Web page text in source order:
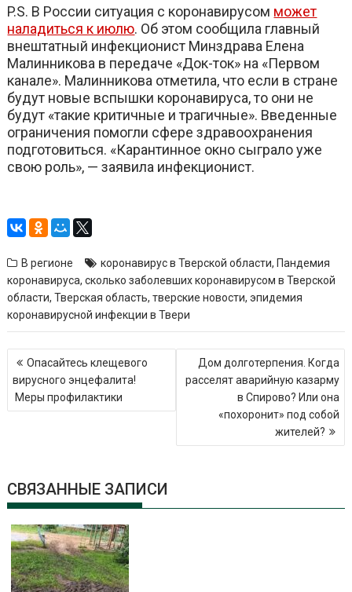
P.S. В России ситуация с коронавирусом может
наладиться к июлю. Об этом сообщила главный
внештатный инфекционист Минздрава Елена
Малинникова в передаче «Док-ток» на «Первом
канале». Малинникова отметила, что если в стране
будут новые вспышки коронавируса, то они не
будут «такие критичные и трагичные». Введенные
ограничения помогли сфере здравоохранения
подготовиться. «Карантинное окно сыграло уже
свою роль», — заявила инфекционист.
В регионе коронавирус в Тверской области, Пандемия
коронавируса,сколько заболевших коронавирусом в Тверской
области,Тверская область,тверские новости,эпидемия
коронавирусной инфекции в Твери
Навигация
по
записям
Опасайтесь клещевого
вирусного энцефалита!
Меры профилактики
Дом долготерпения. Когда
расселят аварийную казарму
в Спирово? Или она
«похоронит» под собой
жителей?
СВЯЗАННЫЕ ЗАПИСИ